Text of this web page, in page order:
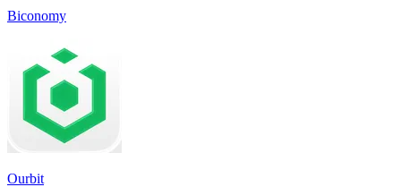
Biconomy
Ourbit